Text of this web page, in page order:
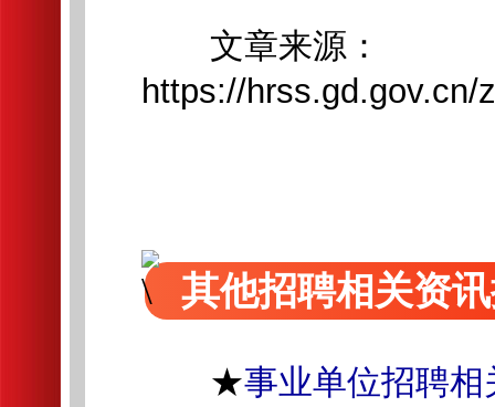
文章来源：
https://
其他招聘相关资
★事业单位招聘相